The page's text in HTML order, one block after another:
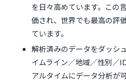
を日々高めています。この
価され、世界でも最高の評
ています。
解析済みのデータをダッシ
イムライン／地域／性別／
アルタイムにデータ分析が